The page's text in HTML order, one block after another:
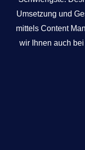
Umsetzung und
mittels Content
wir Ihnen auch